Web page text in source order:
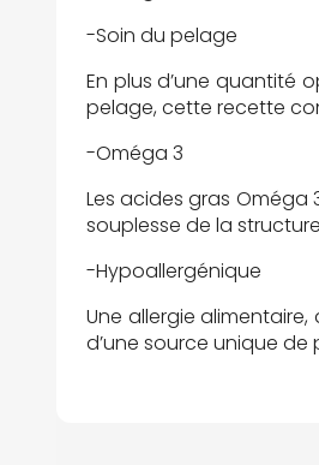
-Soin du pelage
En plus d’une quantité
pelage, cette recette
-Oméga 3
Les acides gras Oméga
souplesse de la
-Hypoallergénique
Une allergie
d’une source unique